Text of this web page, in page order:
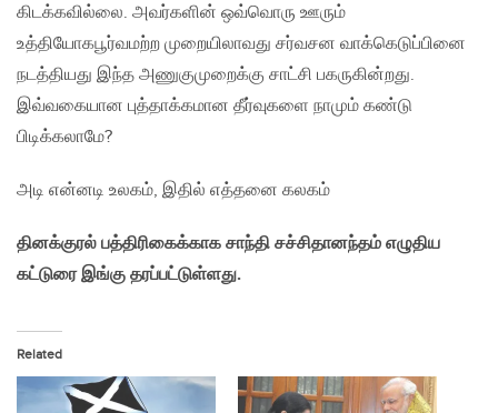
கிடக்கவில்லை. அவர்களின் ஒவ்வொரு ஊரும்
உத்தியோகபூர்வமற்ற முறையிலாவது சர்வசன வாக்கெடுப்பினை
நடத்தியது இந்த அணுகுமுறைக்கு சாட்சி பகருகின்றது.
இவ்வகையான புத்தாக்கமான தீர்வுகளை நாமும் கண்டு
பிடிக்கலாமே?
அடி என்னடி உலகம், இதில் எத்தனை கலகம்
தினக்குரல் பத்திரிகைக்காக சாந்தி சச்சிதானந்தம் எழுதிய
கட்டுரை இங்கு தரப்பட்டுள்ளது.
Related